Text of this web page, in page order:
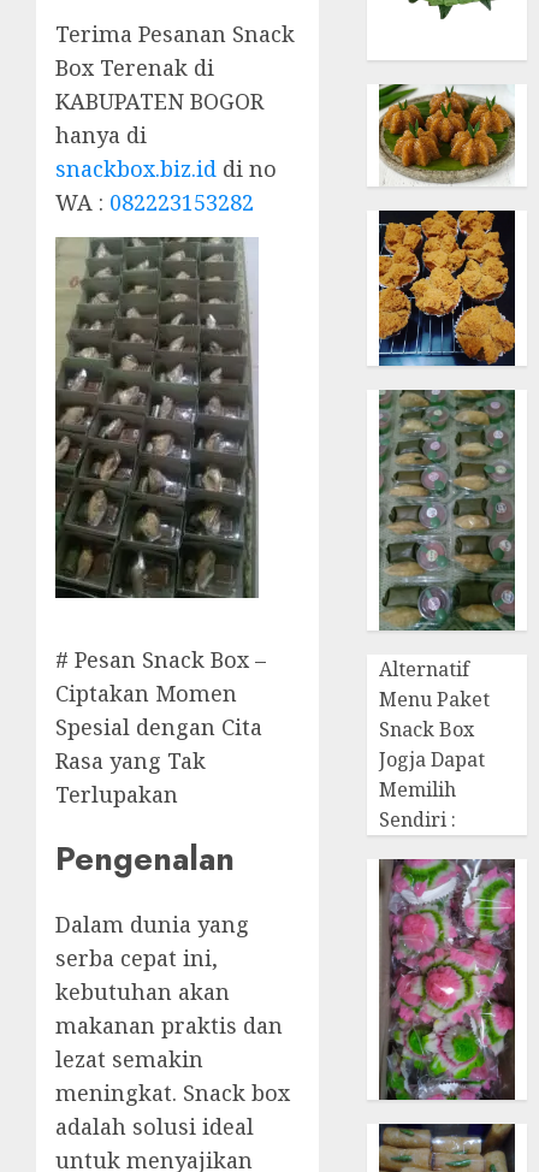
Terima Pesanan Snack
Box Terenak di
KABUPATEN BOGOR
hanya di
snackbox.biz.id di no
WA : 082223153282
# Pesan Snack Box –
Ciptakan Momen
Spesial dengan Cita
Rasa yang Tak
Terlupakan
Pengenalan
Dalam dunia yang
serba cepat ini,
kebutuhan akan
makanan praktis dan
lezat semakin
meningkat. Snack box
adalah solusi ideal
untuk menyajikan
Alternatif
Menu Paket
Snack Box
Jogja Dapat
Memilih
Sendiri :